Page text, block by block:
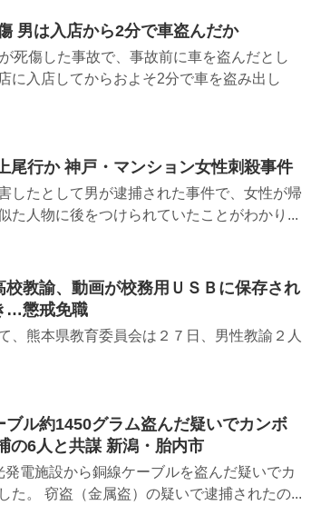
男は入店から2分で車盗んだか
死傷した事故で、事故前に車を盗んだとし
に入店してからおよそ2分で車を盗み出し
尾行か 神戸・マンション女性刺殺事件
したとして男が逮捕された事件で、女性が帰
た人物に後をつけられていたことがわかり...
教諭、動画が校務用ＵＳＢに保存され
…懲戒免職
、熊本県教育委員会は２７日、男性教諭２人
ル約1450グラム盗んだ疑いでカンボ
の6人と共謀 新潟・胎内市
電施設から銅線ケーブルを盗んだ疑いでカ
た。 窃盗（金属盗）の疑いで逮捕されたの...